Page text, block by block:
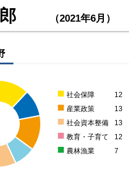
（2021年6月）
■ 社会保障 12
■ 産業政策 13
■ 社会資本整備 13
■ 教育・子育て 12
■ 農林漁業 7